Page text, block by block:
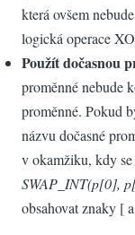
která ovšem
logická operace
Použít dočasnou
proměnné nebude
proměnné. Pokud
názvu dočasné
v okamžiku, kdy
SWAP_INT(p[0],
obsahovat znaky [